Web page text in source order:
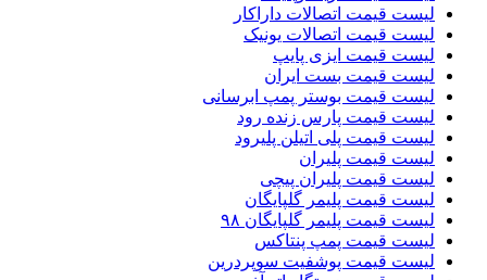
لیست قیمت اتصالات داراکار
لیست قیمت اتصالات یونیک
لیست قیمت ایزی پایپ
لیست قیمت بست ایران
لیست قیمت بوستر پمپ ابرسانی
لیست قیمت پارس زنده رود
لیست قیمت پلی اتیلن پلیرود
لیست قیمت پلیران
لیست قیمت پلیران پیچی
لیست قیمت پلیمر گلپایگان
لیست قیمت پلیمر گلپایگان ۹۸
لیست قیمت پمپ پنتاکس
لیست قیمت پوشفیت سوپردرین